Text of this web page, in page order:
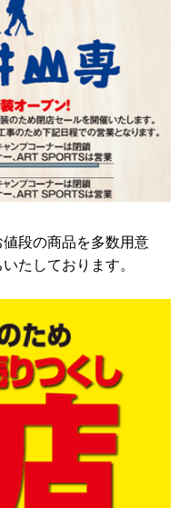
段の商品を多数用意
たしております。